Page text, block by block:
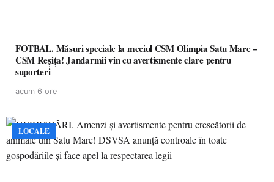
FOTBAL. Măsuri speciale la meciul CSM Olimpia Satu Mare –
CSM Reșița! Jandarmii vin cu avertismente clare pentru
suporteri
acum 6 ore
LOCALE